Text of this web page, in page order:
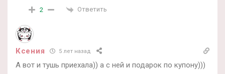
2 Ответить
Ксения 5 лет назад
А вот и тушь приехала)) а с ней и подарок по купону)))